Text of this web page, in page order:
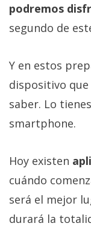
podremos
segundo de
Y en estos
dispositivo
saber. Lo
smartphone.
Hoy existen
cuándo
será el mejor
durará la